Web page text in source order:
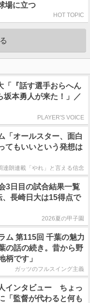
場に立つ
HOT TOPIC
「『話す選手おらへん
坂本勇人が来た！」／
PLAYER'S VOICE
「オールスター、面白
てもいいという発想は
達朗連載「やれ」と言える信念
3日目の試合結果一覧
長崎日大は15得点で
2026夏の甲子園
ム 第115回 千葉の魅力
の話の続き。昔から野
柄です」
ガッツのフルスイング主義
インタビュー ちょっ
「監督が代わると何も